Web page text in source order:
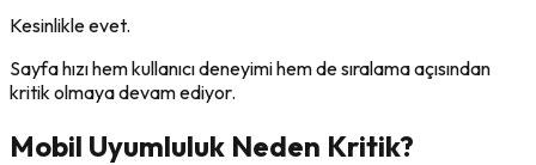
Kesinlikle evet.
Sayfa hızı hem kullanıcı deneyimi hem de sıralama açısından
kritik olmaya devam ediyor.
Mobil Uyumluluk Neden Kritik?